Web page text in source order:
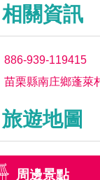
相關資訊
886-939-119415
苗栗縣南庄鄉蓬萊
旅遊地圖
周邊景點